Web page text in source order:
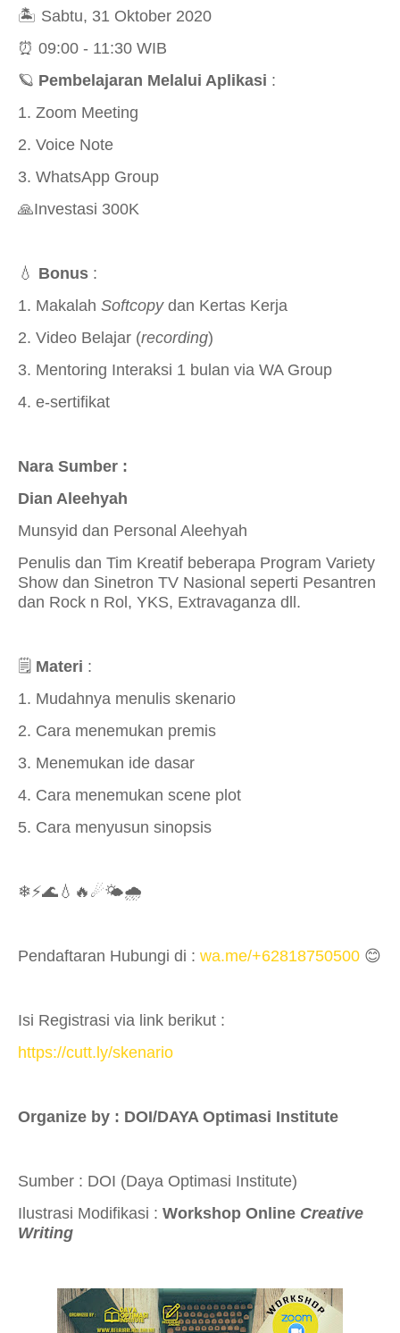
🏝 Sabtu, 31 Oktober 2020
⏰ 09:00 - 11:30 WIB
🪐 Pembelajaran Melalui Aplikasi :
1. Zoom Meeting
2. Voice Note
3. WhatsApp Group
🙏Investasi 300K
💧 Bonus :
1. Makalah Softcopydan Kertas Kerja
2. Video Belajar (recording)
3. Mentoring Interaksi 1 bulan via WA Group
4. e-sertifikat
Nara Sumber :
Dian Aleehyah
Munsyid dan Personal Aleehyah
Penulis dan Tim Kreatif beberapa Program Variety
Show dan Sinetron TV Nasional seperti Pesantren
dan Rock n Rol, YKS, Extravaganza dll.
🗒 Materi :
1. Mudahnya menulis skenario
2. Cara menemukan premis
3. Menemukan ide dasar
4. Cara menemukan scene plot
5. Cara menyusun sinopsis
❄⚡🌊💧🔥☄🌤🌧
Pendaftaran Hubungi di : wa.me/+62818750500 😊
Isi Registrasi via link berikut :
https://cutt.ly/skenario
Organize by : DOI/DAYA Optimasi Institute
Sumber : DOI (Daya Optimasi Institute)
Ilustrasi Modifikasi : Workshop Online Creative
Writing